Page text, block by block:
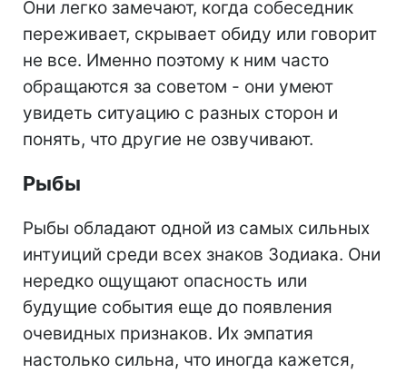
Они легко замечают, когда собеседник
переживает, скрывает обиду или говорит
не все. Именно поэтому к ним часто
обращаются за советом - они умеют
увидеть ситуацию с разных сторон и
понять, что другие не озвучивают.
Рыбы
Рыбы обладают одной из самых сильных
интуиций среди всех знаков Зодиака. Они
нередко ощущают опасность или
будущие события еще до появления
очевидных признаков. Их эмпатия
настолько сильна, что иногда кажется,